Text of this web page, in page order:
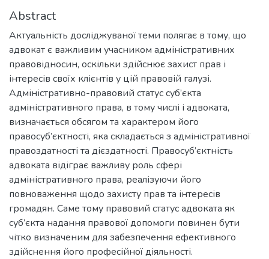
Abstract
Актуальність досліджуваної теми полягає в тому, що
адвокат є важливим учасником адміністративних
правовідносин, оскільки здійснює захист прав і
інтересів своїх клієнтів у цій правовій галузі.
Адміністративно-правовий статус суб’єкта
адміністративного права, в тому числі і адвоката,
визначається обсягом та характером його
правосуб’єктності, яка складається з адміністративної
правоздатності та дієздатності. Правосуб’єктність
адвоката відіграє важливу роль сфері
адміністративного права, реалізуючи його
повноваження щодо захисту прав та інтересів
громадян. Саме тому правовий статус адвоката як
суб’єкта надання правової допомоги повинен бути
чітко визначеним для забезпечення ефективного
здійснення його професійної діяльності.